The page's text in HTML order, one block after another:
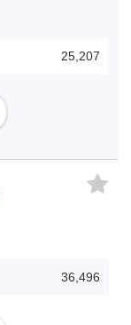
25,207
36,496